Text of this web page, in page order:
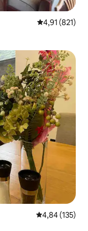
Prosječna
4,91 (821)
Prosječna
4,84 (135)